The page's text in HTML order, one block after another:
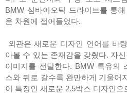
BMW 심바이오틱 드라이브를 통
운 차원에 접어들었다.
외관은 새로운 디자인 언어를 바
아볼 수 있는 존재감을 갖췄다. 자
이미지를 전달한다. BMW 특유의
스와 뒤로 갈수록 완만하게 기울어
이 특징인 새로운 2.5박스 디자인으